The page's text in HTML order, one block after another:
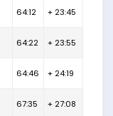
64:12 + 23:45
64:22 + 23:55
64:46 + 24:19
67:35 + 27:08